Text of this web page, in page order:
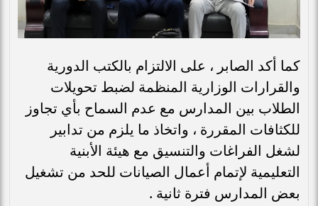
كما أكد الصابر ، على الالتزام بالكتب الدورية
والقرارات الوزارية المنظمة لضبط تحويلات
الطلاب بين المدارس مع عدم السماح بأي تجاوز
للكثافات المقررة ، واتخاذ ما يلزم من تدابير
لشغل الفراغات والتنسيق مع هيئة الأبنية
التعليمية لإتمام أعمال الصيانات للحد من تشغيل
بعض المدارس فترة ثانية .